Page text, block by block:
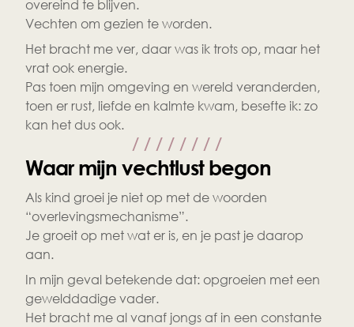
overeind te blijven.
Vechten om gezien te worden.
Het bracht me ver, daar was ik trots op, maar het
vrat ook energie.
Pas toen mijn omgeving en wereld veranderden,
toen er rust, liefde en kalmte kwam, besefte ik: zo
kan het dus ook.
/ / / / / / / /
Waar mijn vechtlust begon
Als kind groei je niet op met de woorden
“overlevingsmechanisme”.
Je groeit op met wat er is, en je past je daarop
aan.
In mijn geval betekende dat: opgroeien met een
gewelddadige vader.
Het bracht me al vanaf jongs af in een constante